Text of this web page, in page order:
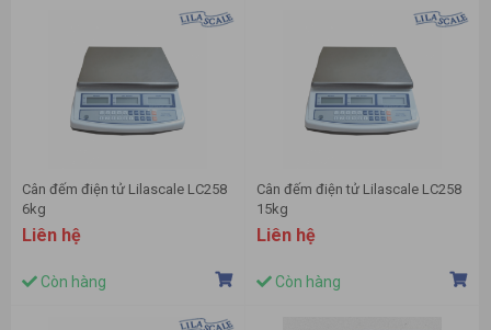
Cân đếm điện tử Lilascale LC258
6kg
Liên hệ
Còn hàng
Cân đếm điện tử Lilascale LC258
15kg
Liên hệ
Còn hàng